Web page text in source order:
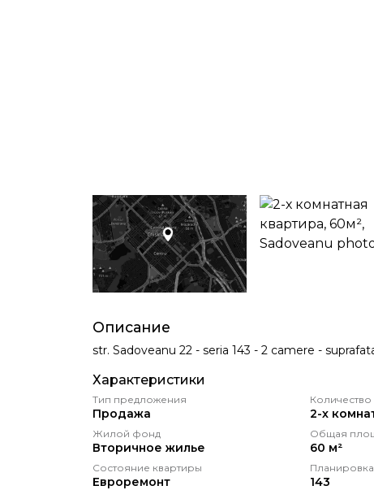
Описание
str. Sadoveanu 22 - seria 143 - 2 camere -
Характеристики
Тип предложения
Продажа
Количество
2-х
Жилой фонд
Вторичное жилье
Общая
60 м²
Состояние квартиры
Eвроремонт
Планировка
143